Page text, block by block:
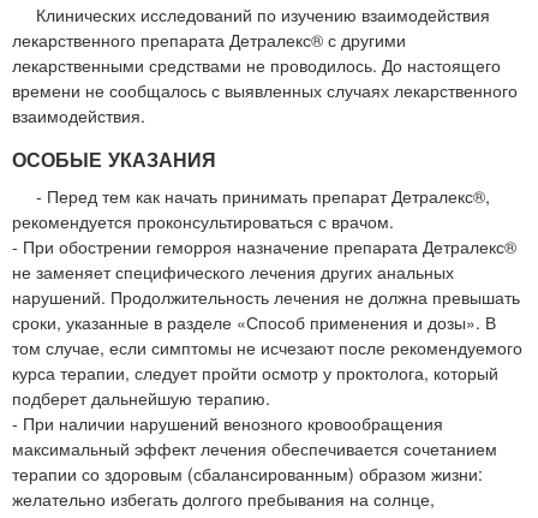
Клинических исследований по изучению взаимодействия
лекарственного препарата Детралекс® с другими
лекарственными средствами не проводилось. До настоящего
времени не сообщалось с выявленных случаях лекарственного
взаимодействия.
ОСОБЫЕ УКАЗАНИЯ
- Перед тем как начать принимать препарат Детралекс®,
рекомендуется проконсультироваться с врачом.
- При обострении геморроя назначение препарата Детралекс®
не заменяет специфического лечения других анальных
нарушений. Продолжительность лечения не должна превышать
сроки, указанные в разделе «Способ применения и дозы». В
том случае, если симптомы не исчезают после рекомендуемого
курса терапии, следует пройти осмотр у проктолога, который
подберет дальнейшую терапию.
- При наличии нарушений венозного кровообращения
максимальный эффект лечения обеспечивается сочетанием
терапии со здоровым (сбалансированным) образом жизни:
желательно избегать долгого пребывания на солнце,